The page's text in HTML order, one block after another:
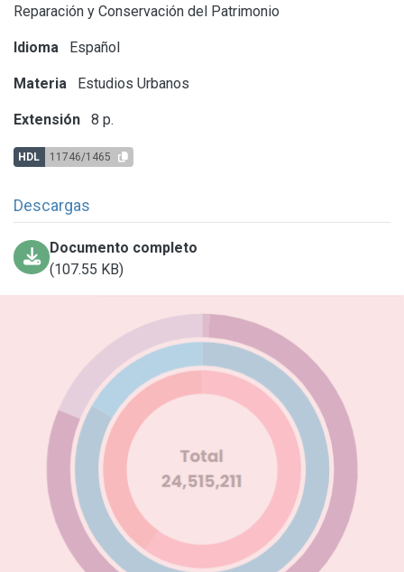
Reparación y Conservación del Patrimonio
Idioma Español
Materia Estudios Urbanos
Extensión 8 p.
HDL 11746/1465
Descargas
Documento completo
(107.55 KB)